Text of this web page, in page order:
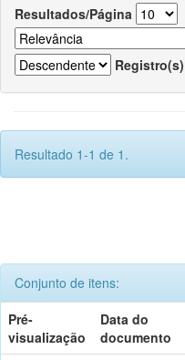
Resultados/Página
Registro(s)
Resultado 1-1 de 1.
Conjunto de itens:
Pré-
visualização
Data do
documento